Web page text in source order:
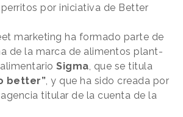
por iniciativa de Better
marketing ha formado parte de
de la marca de alimentos plant-
Sigma, que se titula
better”, y que ha sido creada por
titular de la cuenta de la